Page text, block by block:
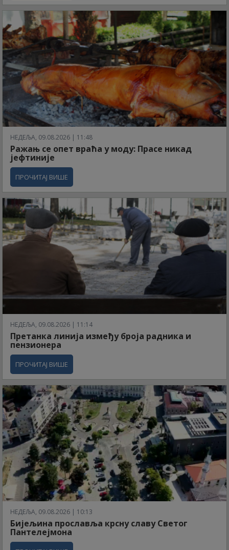
НЕДЕЉА, 09.08.2026 | 11:48
Ражањ се опет враћа у моду: Прасе никад
јефтиније
ПРОЧИТАЈ ВИШЕ
НЕДЕЉА, 09.08.2026 | 11:14
Претанка линија између броја радника и
пензионера
ПРОЧИТАЈ ВИШЕ
НЕДЕЉА, 09.08.2026 | 10:13
Бијељина прославља крсну славу Светог
Пантелејмона